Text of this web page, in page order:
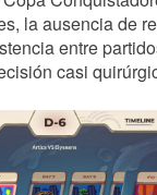
la ausencia de
entre
casi